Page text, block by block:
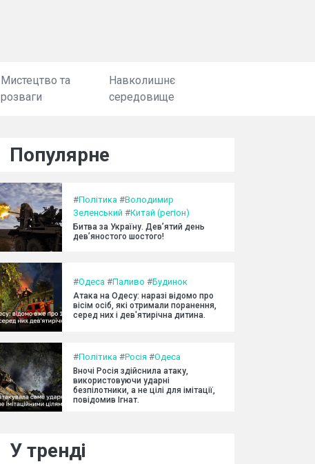
Мистецтво та
розваги
Навколишнє
середовище
Популярне
#Політика #Володимир
Зеленський #Китай (регіон)
Битва за Україну. Дев’ятий день
дев’яностого шостого!
#Одеса #Паливо #Будинок
Атака на Одесу: наразі відомо про
вісім осіб, які отримали поранення,
серед них і дев'ятирічна дитина.
#Політика #Росія #Одеса
Вночі Росія здійснила атаку,
використовуючи ударні
безпілотники, а не цілі для імітації,
повідомив Ігнат.
У тренді